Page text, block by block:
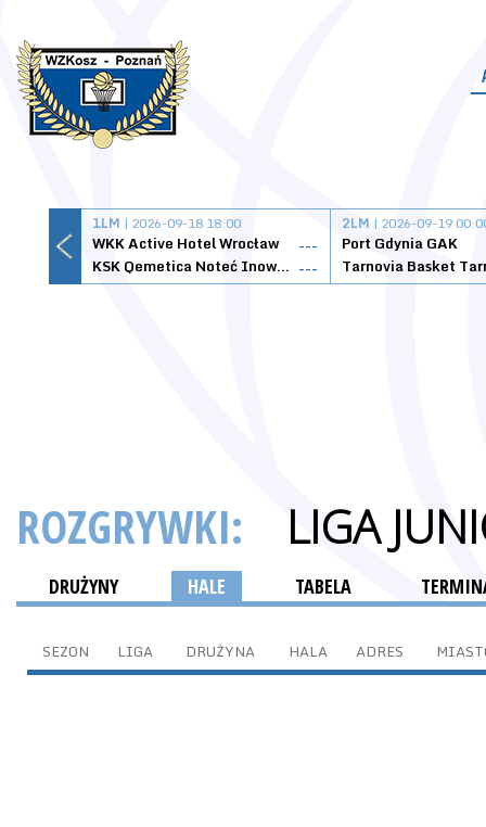
1LM | 2026-09-18 18:00
WKK Active Hotel Wrocław
---
KSK Qemetica Noteć Inowrocław ---
2LM | 2026-09-19
Port Gdynia GAK
ROZGRYWKI: LIGA
DRUŻYNY HALE TABELA
SEZON LIGA DRUŻYNA HALA ADRES